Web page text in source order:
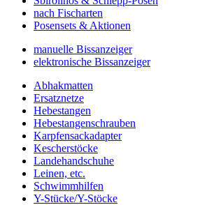
nach Fischarten
Posensets & Aktionen
manuelle Bissanzeiger
elektronische Bissanzeiger
Abhakmatten
Ersatznetze
Hebestangen
Hebestangenschrauben
Karpfensackadapter
Kescherstöcke
Landehandschuhe
Leinen, etc.
Schwimmhilfen
Y-Stücke/Y-Stöcke